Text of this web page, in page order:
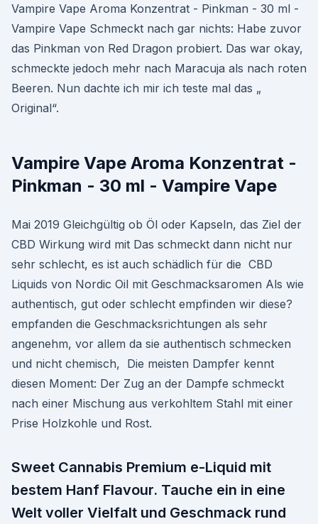
Vampire Vape Aroma Konzentrat - Pinkman - 30 ml -
Vampire Vape Schmeckt nach gar nichts: Habe zuvor
das Pinkman von Red Dragon probiert. Das war okay,
schmeckte jedoch mehr nach Maracuja als nach roten
Beeren. Nun dachte ich mir ich teste mal das „
Original“.
Vampire Vape Aroma Konzentrat -
Pinkman - 30 ml - Vampire Vape
Mai 2019 Gleichgültig ob Öl oder Kapseln, das Ziel der
CBD Wirkung wird mit Das schmeckt dann nicht nur
sehr schlecht, es ist auch schädlich für die CBD
Liquids von Nordic Oil mit Geschmacksaromen Als wie
authentisch, gut oder schlecht empfinden wir diese?
empfanden die Geschmacksrichtungen als sehr
angenehm, vor allem da sie authentisch schmecken
und nicht chemisch, Die meisten Dampfer kennt
diesen Moment: Der Zug an der Dampfe schmeckt
nach einer Mischung aus verkohltem Stahl mit einer
Prise Holzkohle und Rost.
Sweet Cannabis Premium e-Liquid mit
bestem Hanf Flavour. Tauche ein in eine
Welt voller Vielfalt und Geschmack rund